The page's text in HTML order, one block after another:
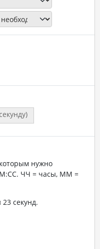
нужно
ЧЧ = часы, ММ =
секунд.